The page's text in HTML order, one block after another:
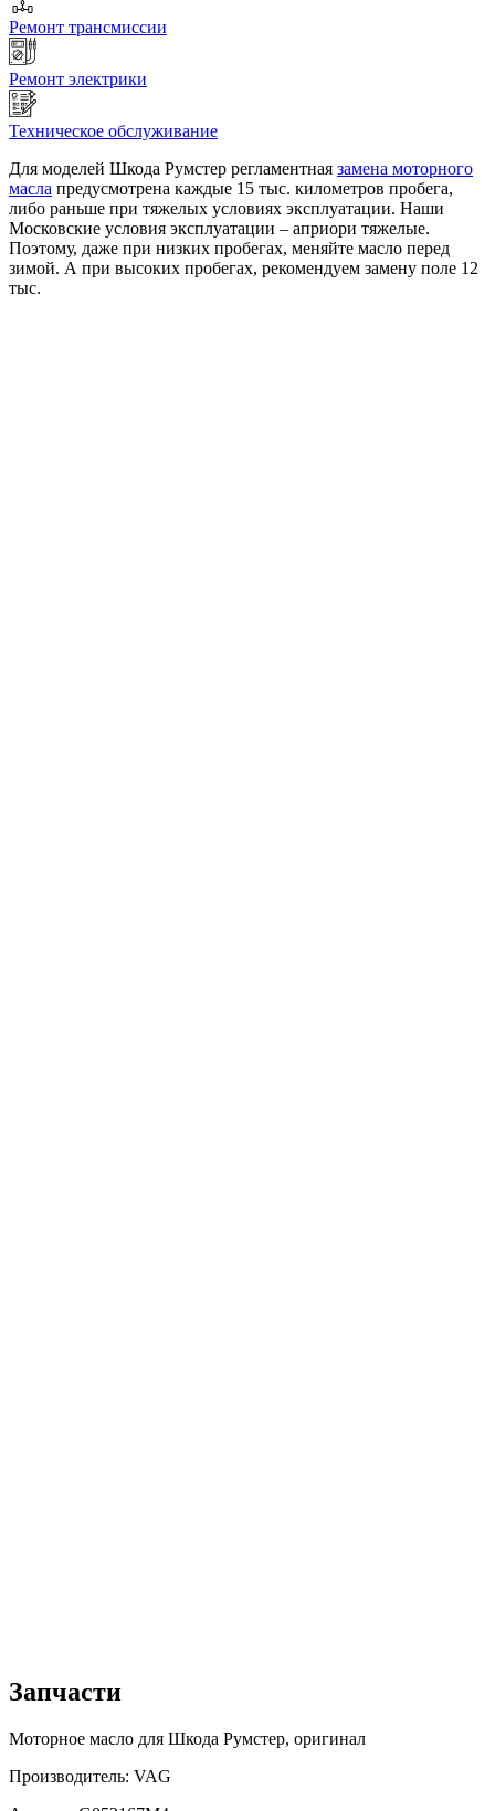
Ремонт трансмиссии
Ремонт электрики
Техническое обслуживание
Для моделей Шкода Румстер регламентная замена моторного
масла предусмотрена каждые 15 тыс. километров пробега,
либо раньше при тяжелых условиях эксплуатации. Наши
Московские условия эксплуатации – априори тяжелые.
Поэтому, даже при низких пробегах, меняйте масло перед
зимой. А при высоких пробегах, рекомендуем замену поле 12
тыс.
Запчасти
Моторное масло для Шкода Румстер, оригинал
Производитель: VAG